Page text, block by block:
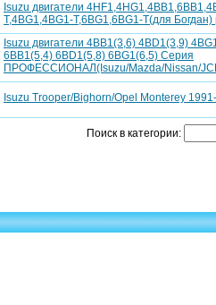
Isuzu двигатели
T,4BG1,4BG1-T,6BG1,6BG1-T(для
Isuzu двигатели 4BB1(3,6) 4BD1(3,9)
6BB1(5,4) 6BD1(5,8) 6BG1(6,5) Серия
ПРОФЕССИОНАЛ(Isuzu/Mazda/Nissan/
Isuzu Trooper/Bighorn/Opel Monterey
Поиск в категории: